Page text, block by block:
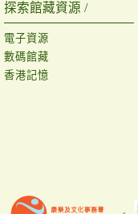
探索館藏資源 /
電子資源
數碼館藏
香港記憶